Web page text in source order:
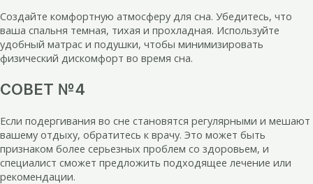
Создайте комфортную атмосферу для сна. Убедитесь, что
ваша спальня темная, тихая и прохладная. Используйте
удобный матрас и подушки, чтобы минимизировать
физический дискомфорт во время сна.
СОВЕТ №4
Если подергивания во сне становятся регулярными и мешают
вашему отдыху, обратитесь к врачу. Это может быть
признаком более серьезных проблем со здоровьем, и
специалист сможет предложить подходящее лечение или
рекомендации.